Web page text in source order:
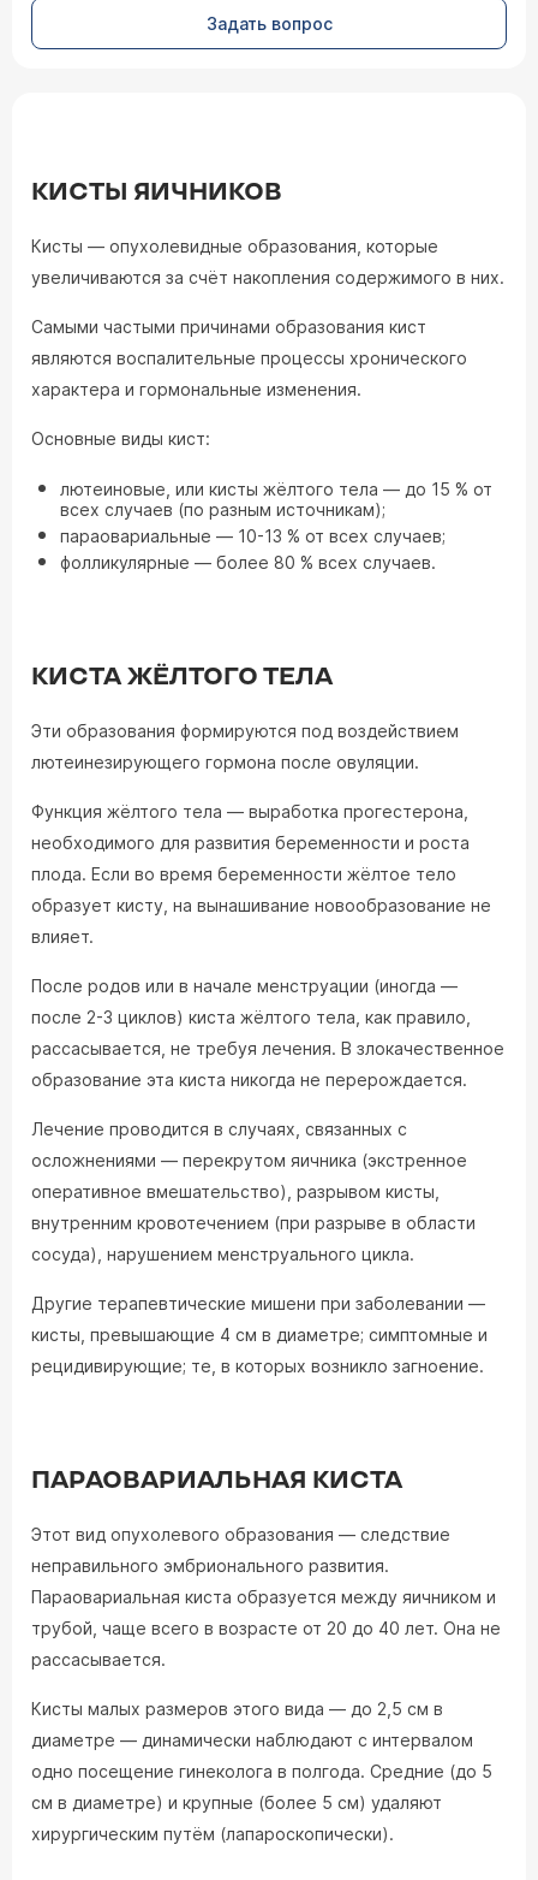
Задать вопрос
КИСТЫ ЯИЧНИКОВ
Кисты — опухолевидные образования, которые
увеличиваются за счёт накопления содержимого в них.
Самыми частыми причинами образования кист
являются воспалительные процессы хронического
характера и гормональные изменения.
Основные виды кист:
лютеиновые, или кисты жёлтого тела — до 15 % от
всех случаев (по разным источникам);
параовариальные — 10-13 % от всех случаев;
фолликулярные — более 80 % всех случаев.
КИСТА ЖЁЛТОГО ТЕЛА
Эти образования формируются под воздействием
лютеинезирующего гормона после овуляции.
Функция жёлтого тела — выработка прогестерона,
необходимого для развития беременности и роста
плода. Если во время беременности жёлтое тело
образует кисту, на вынашивание новообразование не
влияет.
После родов или в начале менструации (иногда —
после 2-3 циклов) киста жёлтого тела, как правило,
рассасывается, не требуя лечения. В злокачественное
образование эта киста никогда не перерождается.
Лечение проводится в случаях, связанных с
осложнениями — перекрутом яичника (экстренное
оперативное вмешательство), разрывом кисты,
внутренним кровотечением (при разрыве в области
сосуда), нарушением менструального цикла.
Другие терапевтические мишени при заболевании —
кисты, превышающие 4 см в диаметре; симптомные и
рецидивирующие; те, в которых возникло загноение.
ПАРАОВАРИАЛЬНАЯ КИСТА
Этот вид опухолевого образования — следствие
неправильного эмбрионального развития.
Параовариальная киста образуется между яичником и
трубой, чаще всего в возрасте от 20 до 40 лет. Она не
рассасывается.
Кисты малых размеров этого вида — до 2,5 см в
диаметре — динамически наблюдают с интервалом
одно посещение гинеколога в полгода. Средние (до 5
см в диаметре) и крупные (более 5 см) удаляют
хирургическим путём (лапароскопически).